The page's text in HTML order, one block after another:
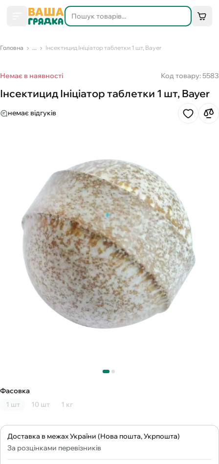
Головна ... Інсектицид Ініціатор таблетки 1 шт, Bayer
Немає в наявності Код товару: 5583
Інсектицид Ініціатор таблетки 1 шт, Bayer
немає відгуків
Фасовка
1 шт
10 шт 1 кг
Доставка в межах України (Нова пошта, Укрпошта)
За розцінками перевізників